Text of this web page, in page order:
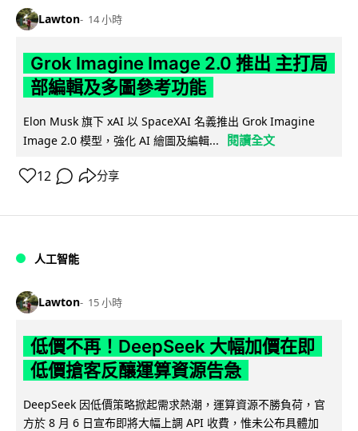
Lawton 14 小時
Grok Imagine Image 2.0 推出 主打局
部編輯及多圖參考功能
Elon Musk 旗下 xAI 以 SpaceXAI 名義推出 Grok Imagine
Image 2.0 模型，強化 AI 繪圖及編輯...
閱讀全文
12 分享
人工智能
Lawton 15 小時
低價不再！DeepSeek 大幅加價在即
低價搶客反釀運算資源告急
DeepSeek 因低價策略掀起需求熱潮，運算資源不勝負荷，官
方於 8 月 6 日宣布即將大幅上調 API 收費，惟未公布具體加